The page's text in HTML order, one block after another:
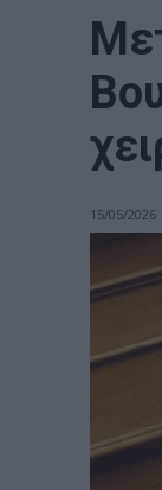
15/05/2026